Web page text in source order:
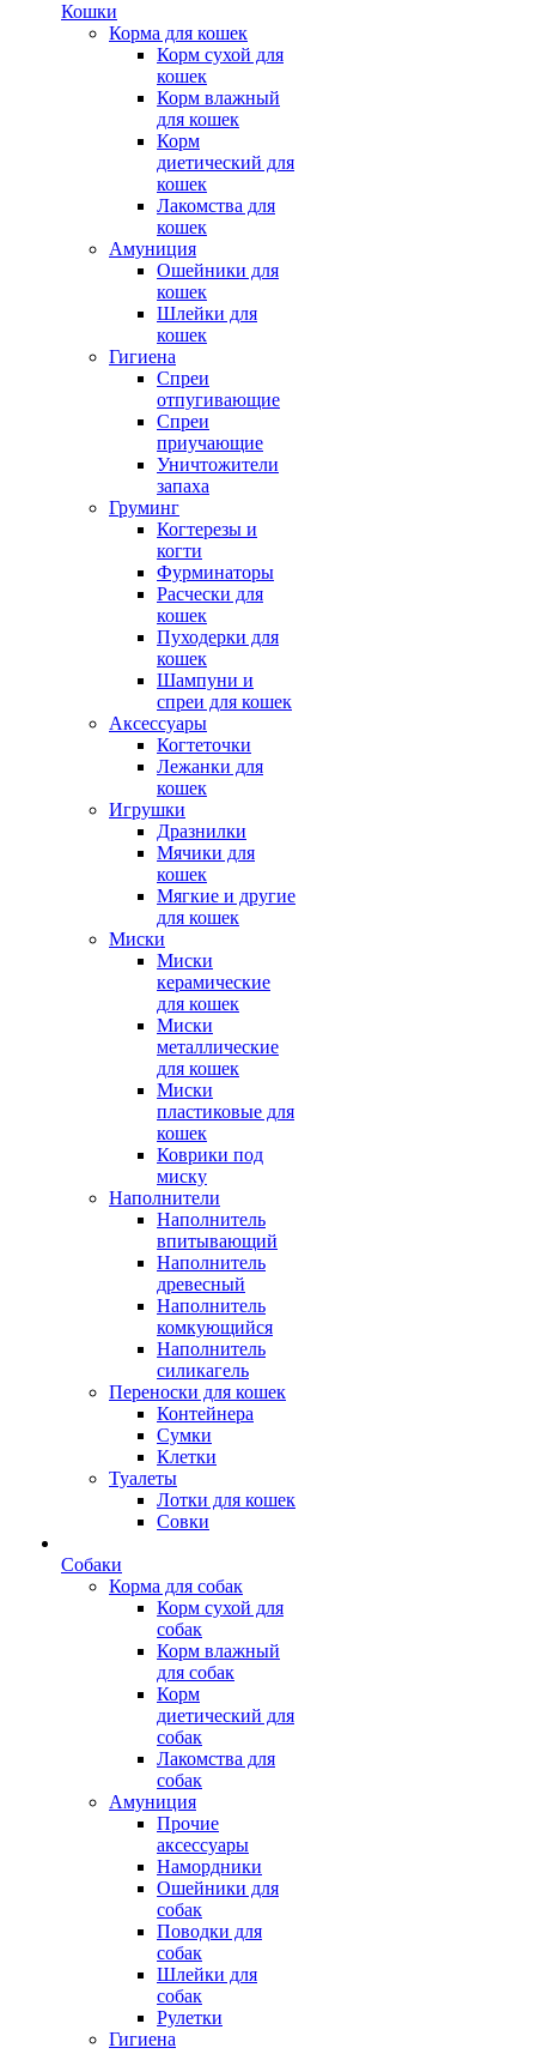
Кошки
Корма для кошек
Корм сухой для
кошек
Корм влажный
для кошек
Корм
диетический для
кошек
Лакомства для
кошек
Амуниция
Ошейники для
кошек
Шлейки для
кошек
Гигиена
Спреи
отпугивающие
Спреи
приучающие
Уничтожители
запаха
Груминг
Когтерезы и
когти
Фурминаторы
Расчески для
кошек
Пуходерки для
кошек
Шампуни и
спреи для кошек
Аксессуары
Когтеточки
Лежанки для
кошек
Игрушки
Дразнилки
Мячики для
кошек
Мягкие и другие
для кошек
Миски
Миски
керамические
для кошек
Миски
металлические
для кошек
Миски
пластиковые для
кошек
Коврики под
миску
Наполнители
Наполнитель
впитывающий
Наполнитель
древесный
Наполнитель
комкующийся
Наполнитель
силикагель
Переноски для кошек
Контейнера
Сумки
Клетки
Туалеты
Лотки для кошек
Совки
Собаки
Корма для собак
Корм сухой для
собак
Корм влажный
для собак
Корм
диетический для
собак
Лакомства для
собак
Амуниция
Прочие
аксессуары
Намордники
Ошейники для
собак
Поводки для
собак
Шлейки для
собак
Рулетки
Гигиена